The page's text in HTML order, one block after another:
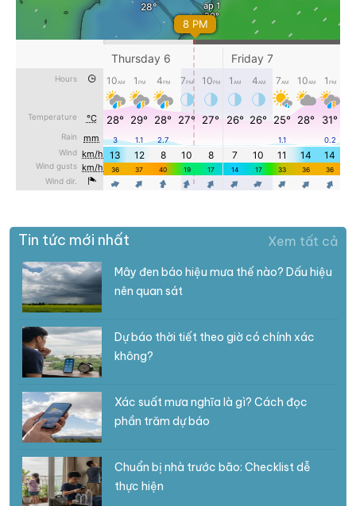
Tin tức mới nhất Xem tất cả
Mây đen báo hiệu mưa thế nào? Dấu hiệu
nên quan sát
Dự báo thời tiết theo giờ có chính xác
không?
Xác suất mưa nghĩa là gì? Cách đọc
phần trăm dự báo
Chuẩn bị nhà trước bão: Checklist dễ
thực hiện